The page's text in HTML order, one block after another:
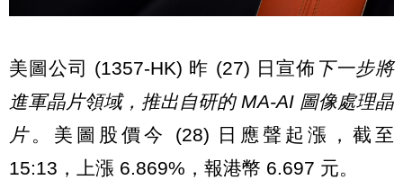
美圖公司 (1357-HK) 昨 (27) 日宣佈 下一步將
進軍晶片領域，推出自研的 MA-AI 圖像處理晶
片。美圖股價今 (28) 日應聲起漲，截至
15:13，上漲 6.869%，報港幣 6.697 元。